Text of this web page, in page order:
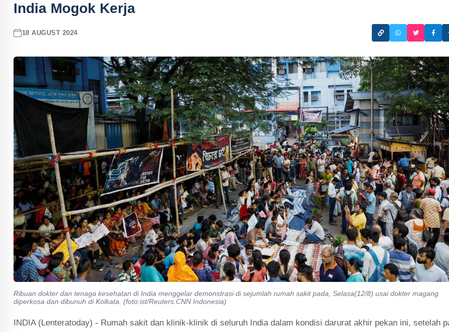
India Mogok Kerja
18 AUGUST 2024
Ribuan dokter dan tenaga kesehatan di India menggelar demonstrasi di sejumlah rumah sakit pada, Selasa(12/8) usai dokter magang
diperkosa dan dibunuh di Kolkata. (foto:ist/Reuters.CNN Indonesia)
INDIA (Lenteratoday) - Rumah sakit dan klinik-klinik di seluruh India dalam kondisi darurat akhir pekan ini, setelah